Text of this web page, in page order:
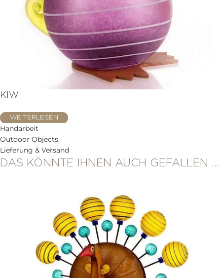
KIWI
WEITERLESEN
Handarbeit
Outdoor Objects
Lieferung & Versand
DAS KÖNNTE IHNEN AUCH GEFALLEN …